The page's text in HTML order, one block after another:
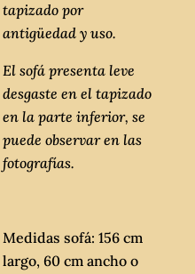
tapizado por
antigüedad y uso.
El sofá presenta leve
desgaste en el tapizado
en la parte inferior, se
puede observar en las
fotografías.
Medidas sofá: 156 cm
largo, 60 cm ancho o